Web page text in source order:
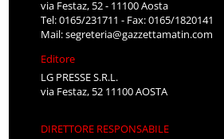
via Festaz, 52 - 11100 Aosta
Tel: 0165/231711 - Fax: 0165/1820141
Mail:segreteria@gazzettamatin.com
Editore
LG PRESSE S.R.L.
via Festaz, 52 11100 AOSTA
DIRETTORE RESPONSABILE